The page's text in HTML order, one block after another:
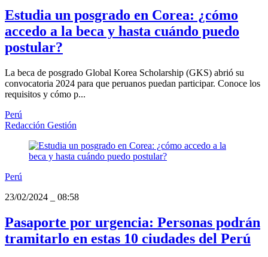
Estudia un posgrado en Corea: ¿cómo
accedo a la beca y hasta cuándo puedo
postular?
La beca de posgrado Global Korea Scholarship (GKS) abrió su
convocatoria 2024 para que peruanos puedan participar. Conoce los
requisitos y cómo p...
Perú
Redacción Gestión
Perú
23/02/2024
08:58
Pasaporte por urgencia: Personas podrán
tramitarlo en estas 10 ciudades del Perú